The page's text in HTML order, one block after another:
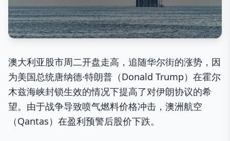
澳大利亚股市周二开盘走高，追随华尔街的涨势，因
为美国总统唐纳德·特朗普（Donald Trump）在霍尔
木兹海峡封锁生效的情况下提高了对伊朗协议的希
望。由于战争导致喷气燃料价格冲击，澳洲航空
（Qantas）在盈利预警后股价下跌。